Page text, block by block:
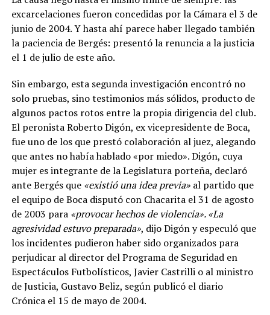
excarcelaciones fueron concedidas por la Cámara el 3 de
junio de 2004. Y hasta ahí parece haber llegado también
la paciencia de Bergés: presentó la renuncia a la justicia
el 1 de julio de este año.
Sin embargo, esta segunda investigación encontró no
solo pruebas, sino testimonios más sólidos, producto de
algunos pactos rotos entre la propia dirigencia del club.
El peronista Roberto Digón, ex vicepresidente de Boca,
fue uno de los que prestó colaboración al juez, alegando
que antes no había hablado «por miedo». Digón, cuya
mujer es integrante de la Legislatura porteña, declaró
ante Bergés que «existió una idea previa»al partido que
el equipo de Boca disputó con Chacarita el 31 de agosto
de 2003 para «provocar hechos de violencia». «La
agresividad estuvo preparada», dijo Digón y especuló que
los incidentes pudieron haber sido organizados para
perjudicar al director del Programa de Seguridad en
Espectáculos Futbolísticos, Javier Castrilli o al ministro
de Justicia, Gustavo Beliz, según publicó el diario
Crónica el 15 de mayo de 2004.